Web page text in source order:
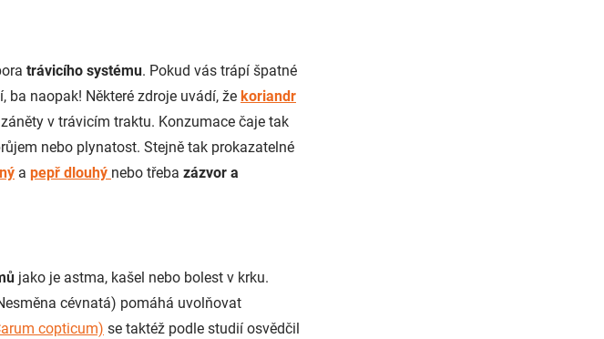
trávicího systému. Pokud vás trápí špatné
naopak! Některé zdroje uvádí, že koriandr
v trávicím traktu. Konzumace čaje tak
nebo plynatost. Stejně tak prokazatelné
a pepř dlouhý nebo třeba zázvor a
jako je astma, kašel nebo bolest v krku.
cévnatá) pomáhá uvolňovat
copticum) se taktéž podle studií osvědčil